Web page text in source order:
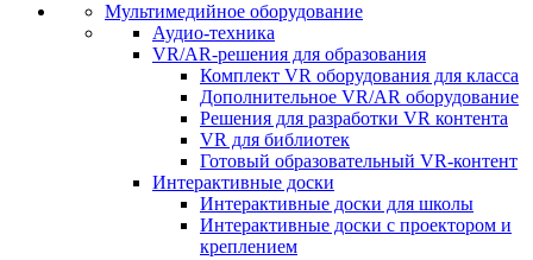
Мультимедийное оборудование
Аудио-техника
VR/AR-решения для образования
Комплект VR оборудования для класса
Дополнительное VR/AR оборудование
Решения для разработки VR контента
VR для библиотек
Готовый образовательный VR-контент
Интерактивные доски
Интерактивные доски для школы
Интерактивные доски с проектором и
креплением